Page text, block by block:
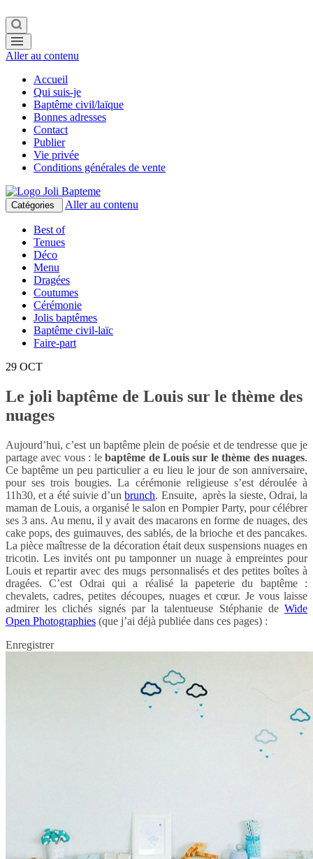
Aller au contenu
Accueil
Qui suis-je
Baptême civil/laïque
Bonnes adresses
Contact
Publier
Vie privée
Conditions générales de vente
Catégories Aller au contenu
Best of
Tenues
Déco
Menu
Dragées
Coutumes
Cérémonie
Jolis baptêmes
Baptême civil-laïc
Faire-part
29 OCT
Le joli baptême de Louis sur le thème des
nuages
Aujourd’hui, c’est un baptême plein de poésie et de tendresse que je
partage avec vous : lebaptême de Louis sur le thème des nuages.
Ce baptême un peu particulier a eu lieu le jour de son anniversaire,
pour ses trois bougies. La cérémonie religieuse s’est déroulée à
11h30, et a été suivie d’unbrunch. Ensuite, après la sieste, Odrai, la
maman de Louis, a organisé le salon en Pompier Party, pour célébrer
ses 3 ans. Au menu, il y avait des macarons en forme de nuages, des
cake pops, des guimauves, des sablés, de la brioche et des pancakes.
La pièce maîtresse de la décoration était deux suspensions nuages en
tricotin. Les invités ont pu tamponner un nuage à empreintes pour
Louis et repartir avec des mugs personnalisés et des petites boîtes à
dragées. C’est Odrai qui a réalisé la papeterie du baptême :
chevalets, cadres, petites découpes, nuages et cœur. Je vous laisse
admirer les clichés signés par la talentueuse Stéphanie de Wide
Open Photographies (que j’ai déjà publiée dans ces pages) :
Enregistrer